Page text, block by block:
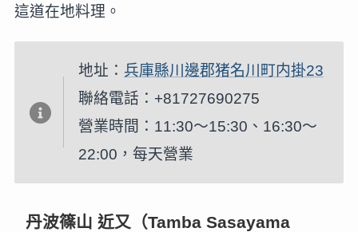
這道在地料理。
地址： 兵庫縣川邊郡猪名川町内掛23
聯絡電話：+81727690275
營業時間：11:30～15:30、16:30～
22:00，每天營業
丹波篠山 近又（Tamba Sasayama